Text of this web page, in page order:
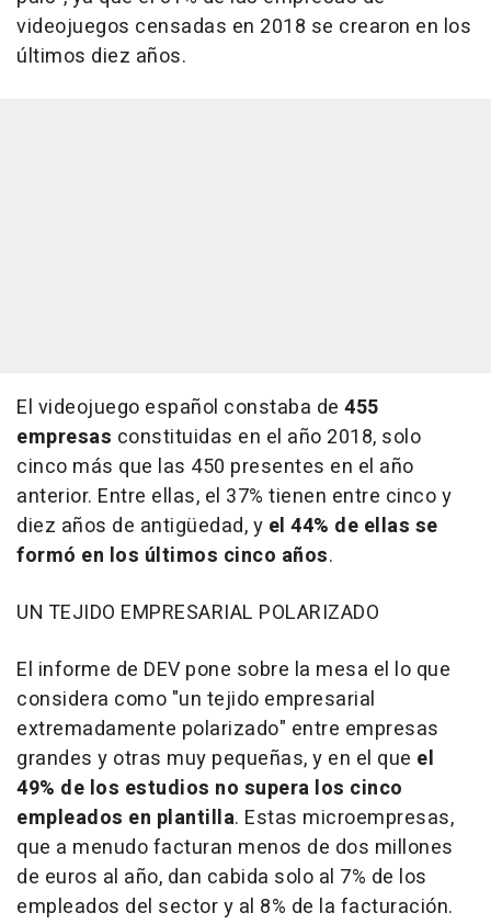
videojuegos censadas en 2018 se crearon en los
últimos diez años.
El videojuego español constaba de 455
empresas constituidas en el año 2018, solo
cinco más que las 450 presentes en el año
anterior. Entre ellas, el 37% tienen entre cinco y
diez años de antigüedad, y el 44% de ellas se
formó en los últimos cinco años.
UN TEJIDO EMPRESARIAL POLARIZADO
El informe de DEV pone sobre la mesa el lo que
considera como "un tejido empresarial
extremadamente polarizado" entre empresas
grandes y otras muy pequeñas, y en el que el
49% de los estudios no supera los cinco
empleados en plantilla. Estas microempresas,
que a menudo facturan menos de dos millones
de euros al año, dan cabida solo al 7% de los
empleados del sector y al 8% de la facturación.